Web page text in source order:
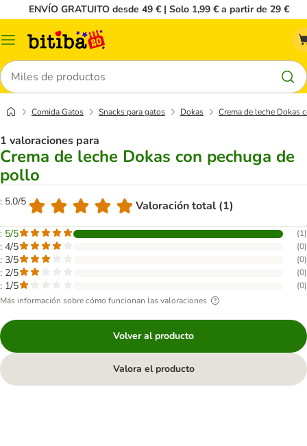
ENVÍO GRATUITO desde 49 € | Solo 1,99 € a partir de 29 €
Menú
Buscar
Comida Gatos Snacks para gatos Dokas Crema de leche Dokas
1 valoraciones para
Crema de leche Dokas con pechuga de
pollo
: 5.0/5 Valoración total (1)
: 5/5 (1)
: 4/5 (0)
: 3/5 (0)
: 2/5 (0)
: 1/5 (0)
Más información sobre cómo funcionan las valoraciones
Volver al producto
Valora el producto